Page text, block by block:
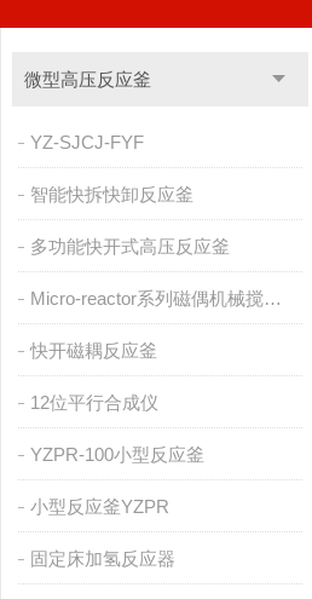
微型高压反应釜
YZ-SJCJ-FYF
智能快拆快卸反应釜
多功能快开式高压反应釜
Micro-reactor系列磁偶机械搅拌反应釜
快开磁耦反应釜
12位平行合成仪
YZPR-100小型反应釜
小型反应釜YZPR
固定床加氢反应器